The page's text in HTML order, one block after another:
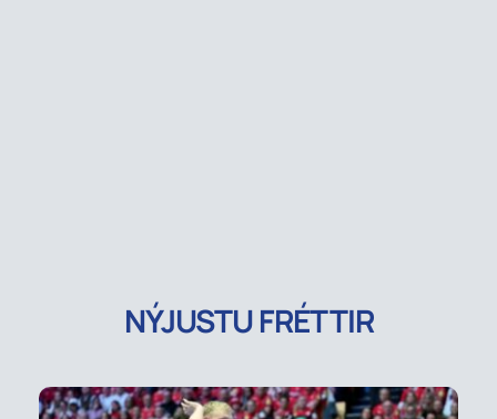
NÝJUSTU FRÉTTIR